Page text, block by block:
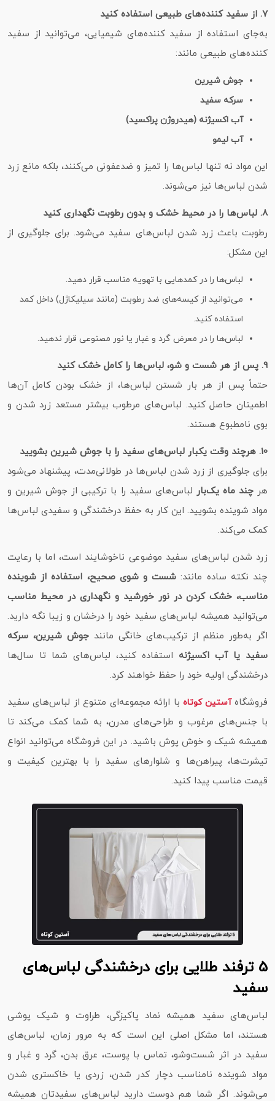
7. از سفید کننده‌های طبیعی استفاده کنید
به‌جای استفاده از سفید کننده‌های شیمیایی، می‌توانید از سفید
کننده‌های طبیعی مانند:
جوش شیرین
سرکه سفید
آب اکسیژنه (هیدروژن پراکسید)
آب لیمو
این مواد نه‌ تنها لباس‌ها را تمیز و ضدعفونی می‌کنند، بلکه مانع زرد
شدن لباس‌ها نیز می‌شوند.
8. لباس‌ها را در محیط خشک و بدون رطوبت نگهداری کنید
رطوبت باعث زرد شدن لباس‌های سفید می‌شود. برای جلوگیری از
این مشکل:
لباس‌ها را در کمدهایی با تهویه مناسب قرار دهید.
می‌توانید از کیسه‌های ضد رطوبت (مانند سیلیکاژل) داخل کمد
استفاده کنید.
لباس‌ها را در معرض گرد و غبار یا نور مصنوعی قرار ندهید.
9. پس از هر شست‌ و شو، لباس‌ها را کامل خشک کنید
حتماً پس از هر بار شستن لباس‌ها، از خشک بودن کامل آن‌ها
اطمینان حاصل کنید. لباس‌های مرطوب بیشتر مستعد زرد شدن و
بوی نامطبوع هستند.
10. هرچند وقت یکبار لباس‌های سفید را با جوش شیرین بشویید
برای جلوگیری از زرد شدن لباس‌ها در طولانی‌مدت، پیشنهاد می‌شود
هرچند ماه یک‌بار لباس‌های سفید را با ترکیبی از جوش شیرین و
مواد شوینده بشویید. این کار به حفظ درخشندگی و سفیدی لباس‌ها
کمک می‌کند.
زرد شدن لباس‌های سفید موضوعی ناخوشایند است، اما با رعایت
چند نکته ساده مانند: شست‌ و شوی صحیح، استفاده از شوینده
مناسب، خشک کردن در نور خورشید و نگهداری در محیط مناسب
می‌توانید همیشه لباس‌های سفید خود را درخشان و زیبا نگه دارید.
اگر به‌طور منظم از ترکیب‌های خانگی مانندجوش شیرین، سرکه
سفید یا آب اکسیژنه استفاده کنید، لباس‌های شما تا سال‌ها
درخشندگی اولیه خود را حفظ خواهند کرد.
فروشگاهآستین کوتاهبا ارائه مجموعه‌ای متنوع از لباس‌های سفید
با جنس‌های مرغوب و طراحی‌های مدرن، به شما کمک می‌کند تا
همیشه شیک و خوش‌ پوش باشید. در این فروشگاه می‌توانید انواع
تیشرت‌ها، پیراهن‌ها و شلوارهای سفید را با بهترین کیفیت و
قیمت مناسب پیدا کنید.
5 ترفند طلایی برای درخشندگی لباس‌های
سفید
لباس‌های سفید همیشه نماد پاکیزگی، طراوت و شیک‌ پوشی
هستند، اما مشکل اصلی این است که به مرور زمان، لباس‌های
سفید در اثر شست‌وشو، تماس با پوست، عرق بدن، گرد و غبار و
مواد شوینده نامناسب دچار کدر شدن، زردی یا خاکستری شدن
می‌شوند. اگر شما هم دوست دارید لباس‌های سفیدتان همیشه